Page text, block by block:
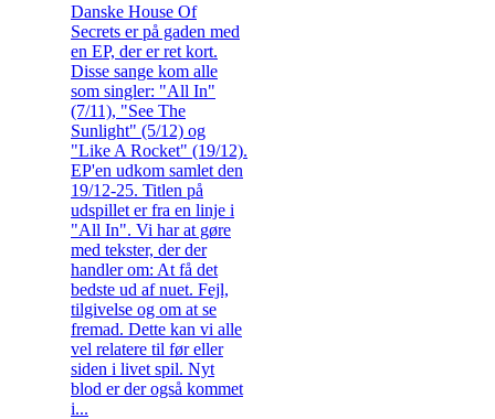
Danske House Of
Secrets er på gaden med
en EP, der er ret kort.
Disse sange kom alle
som singler: "All In"
(7/11), "See The
Sunlight" (5/12) og
"Like A Rocket" (19/12).
EP'en udkom samlet den
19/12-25. Titlen på
udspillet er fra en linje i
"All In". Vi har at gøre
med tekster, der der
handler om: At få det
bedste ud af nuet. Fejl,
tilgivelse og om at se
fremad. Dette kan vi alle
vel relatere til før eller
siden i livet spil. Nyt
blod er der også kommet
i...